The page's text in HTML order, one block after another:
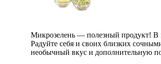
Микрозелень — полезный продукт! В
Радуйте себя и своих близких
необычный вкус и дополнительную